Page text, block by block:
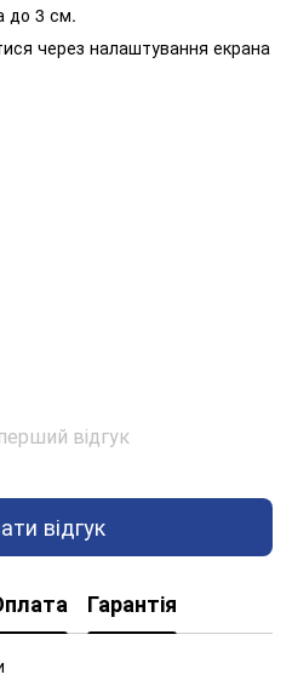
до 3 см.
через налаштування екрана
відгук
відгук
Гарантія